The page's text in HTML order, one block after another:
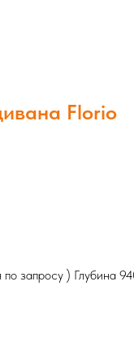
Florio
запросу ) Глубина